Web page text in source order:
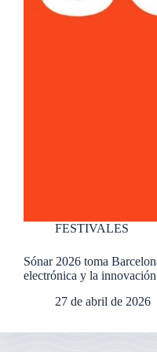
FESTIVALES
Sónar 2026 toma
electrónica y la innovación
27 de abril de 2026